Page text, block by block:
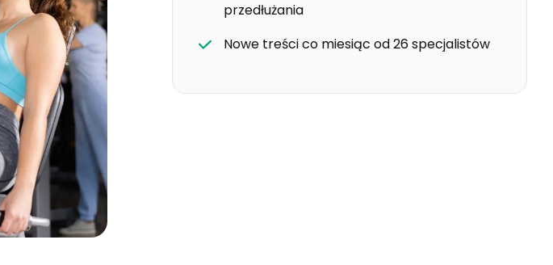
przedłużania
Nowe treści co miesiąc od 26 specjalistów